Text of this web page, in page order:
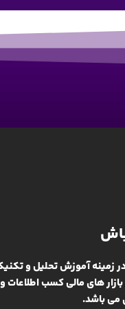
زمینهآموزش تحلیل و
های مالی کسب
می باشد.